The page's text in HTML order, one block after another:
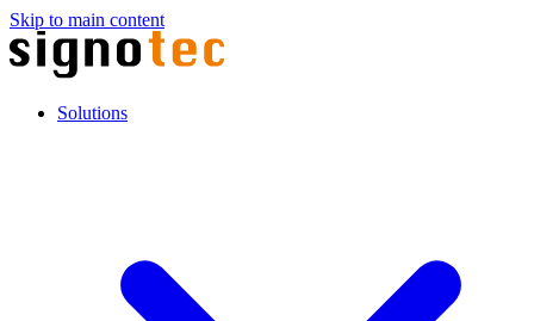
Skip to main content
Solutions